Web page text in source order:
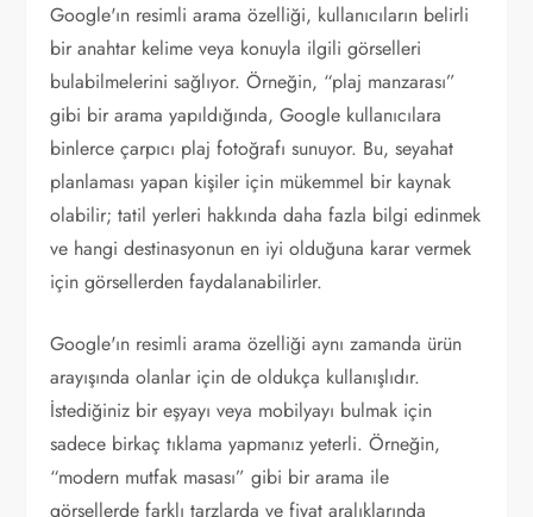
Google'ın resimli arama özelliği, kullanıcıların belirli
bir anahtar kelime veya konuyla ilgili görselleri
bulabilmelerini sağlıyor. Örneğin, “plaj manzarası”
gibi bir arama yapıldığında, Google kullanıcılara
binlerce çarpıcı plaj fotoğrafı sunuyor. Bu, seyahat
planlaması yapan kişiler için mükemmel bir kaynak
olabilir; tatil yerleri hakkında daha fazla bilgi edinmek
ve hangi destinasyonun en iyi olduğuna karar vermek
için görsellerden faydalanabilirler.
Google'ın resimli arama özelliği aynı zamanda ürün
arayışında olanlar için de oldukça kullanışlıdır.
İstediğiniz bir eşyayı veya mobilyayı bulmak için
sadece birkaç tıklama yapmanız yeterli. Örneğin,
“modern mutfak masası” gibi bir arama ile
görsellerde farklı tarzlarda ve fiyat aralıklarında